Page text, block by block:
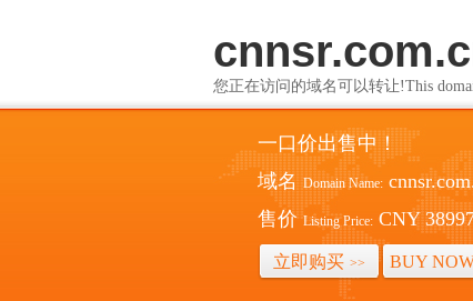
您正在访问的域名可以转让!This
一口价出售中！
域名 Domain Name:
售价 Listing Price: CNY
立即购买 >> BUY